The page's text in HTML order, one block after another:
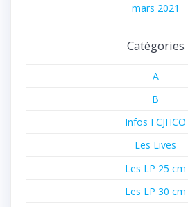
mars 2021
Catégories
A
B
Infos FCJHCO
Les Lives
Les LP 25 cm
Les LP 30 cm